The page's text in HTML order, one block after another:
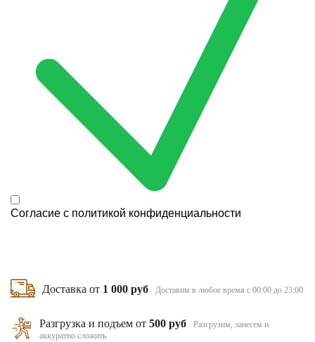
Согласие с политикой конфиденциальности
Доставка от 1 000 руб Доставим в любое время с 00:00 до 23:00
Разгрузка и подъем от500 руб
Разгрузим, занесем и
аккуратно сложить